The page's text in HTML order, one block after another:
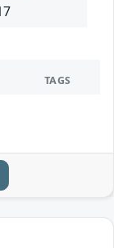
TAGS